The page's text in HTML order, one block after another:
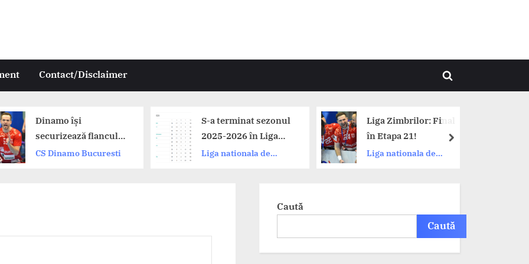
Contact/Disclaimer
Toggle
Dinamo își
securizează flancul
drept: Andrii
CS Dinamo Bucuresti
S-a terminat sezonul
2025-2026 în Liga
Zimbrilor. Dinamo,
Liga nationala de
Liga Zimbrilor: Final
în Etapa 21!
Liga nationala de
next
Caută
Caută